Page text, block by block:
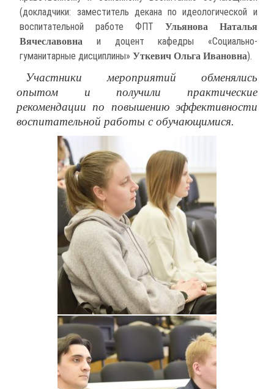
(докладчики: заместитель декана по идеологической и
воспитательной работе ФПТ Ульянова Наталья
Вячеславовна и доцент кафедры «Социально-
гуманитарные дисциплины»Уткевич Ольга Ивановна).
Участники мероприятий обменялись
опытом и получили практические
рекомендации по повышению эффективности
воспитательной работы с обучающимися.